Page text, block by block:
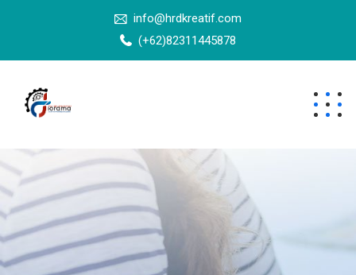
info@hrdkreatif.com
(+62)82311445878